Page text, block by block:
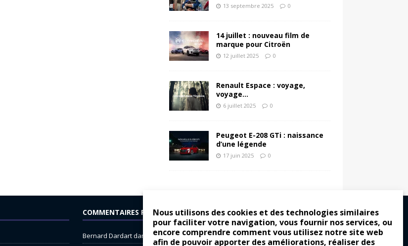
Nous utilisons des cookies et des technologies similaires
pour faciliter votre navigation, vous fournir nos services, ou
encore comprendre comment vous utilisez notre site web
afin de pouvoir apporter des améliorations, réaliser des
13 septembre 2025 0
14 juillet : nouveau film de
marque pour Citroën
12 juillet 2025 0
Renault Espace : voyage,
voyage…
6 juillet 2025 0
Peugeot E-208 GTi : naissance
d’une légende
17 juin 2025 0
COMMENTAIRES RÉCENTS
Bernard Dardartdans Dacia Sandero : pour les gens vrais